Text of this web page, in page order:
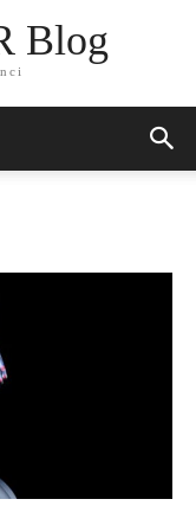
Blog